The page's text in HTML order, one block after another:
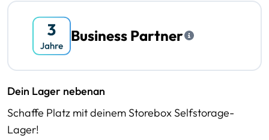
Business Partner
Dein Lager nebenan
Schaffe Platz mit deinem Storebox Selfstorage-
Lager!